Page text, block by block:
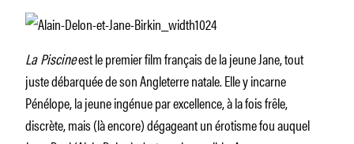
La Piscineest le premier film français de la jeune Jane, tout
juste débarquée de son Angleterre natale. Elle y incarne
Pénélope, la jeune ingénue par excellence, à la fois frêle,
discrète, mais (là encore) dégageant un érotisme fou auquel